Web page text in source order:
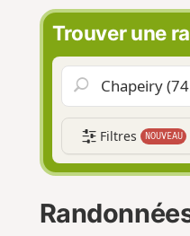
Trouver une
Filtres NOUVEAU